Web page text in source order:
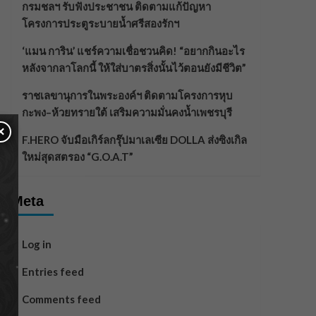
กรมชลฯ รับฟังประชาชน ติดตามแก้ปัญหา
โครงการประตูระบายน้ำศรีสองรักฯ
‘แมน การิน’ แชร์ความเชื่อชวนคิด! “อยากกินอะไร
หลังจากลาโลกนี้ ให้ใส่บาตรสิ่งนั้นไว้ตอนยังมีชีวิต”
ราชเลขานุการในพระองค์ฯ ติดตามโครงการหุบ
กะพง–ห้วยทรายใต้ เสริมความมั่นคงน้ำเพชรบุรี
F.HERO จับมือเกิร์ลกรุ๊ปมาเลเซีย DOLLA ส่งซิงเกิล
ใหม่สุดสตรอง “G.O.A.T”
Meta
Log in
Entries feed
Comments feed